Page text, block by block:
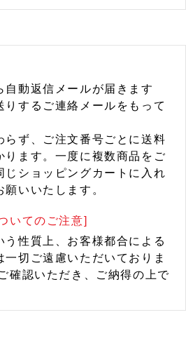
自動返信メールが届きます
りするご連絡メールをもって
らず、ご注文番号ごとに送料
ります。一度に複数商品をご
じショッピングカートに入れ
いいたします。
いてのご注意]
う性質上、お客様都合による
切ご遠慮いただいておりま
確認いただき、ご納得の上で